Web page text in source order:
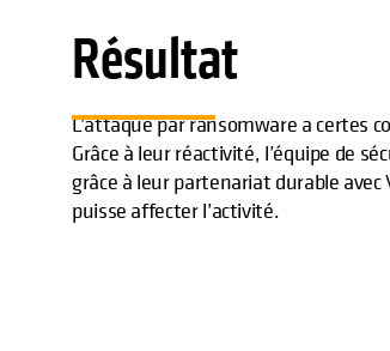
Résultat
L’attaque par ransomware a certes
Grâce à leur réactivité, l’équipe de
grâce à leur partenariat durable
puisse affecter l’activité.